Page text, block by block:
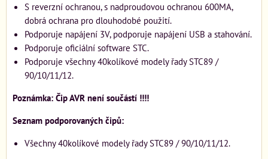
S reverzní ochranou, s nadproudovou ochranou 600MA,
dobrá ochrana pro dlouhodobé použití.
Podporuje napájení 3V, podporuje napájení USB a stahování.
Podporuje oficiální software STC.
Podporuje všechny 40kolíkové modely řady STC89 /
90/10/11/12.
Poznámka: Čip AVR není součástí !!!!
Seznam podporovaných čipů:
Všechny 40kolíkové modely řady STC89 / 90/10/11/12.